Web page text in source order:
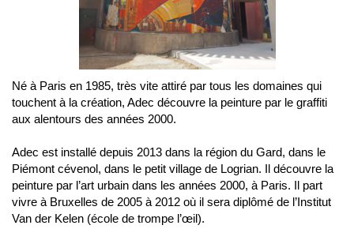
Né à Paris en 1985, très vite attiré par tous les domaines qui
touchent à la création, Adec découvre la peinture par le graffiti
aux alentours des années 2000.
Adec est installé depuis 2013 dans la région du Gard, dans le
Piémont cévenol, dans le petit village de Logrian. Il découvre la
peinture par l’art urbain dans les années 2000, à Paris. Il part
vivre à Bruxelles de 2005 à 2012 où il sera diplômé de l’Institut
Van der Kelen (école de trompe l’œil).